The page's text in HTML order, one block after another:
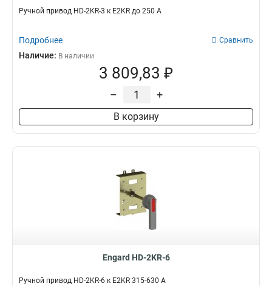
Ручной привод HD-2KR-3 к E2KR до 250 A
Подробнее Сравнить
Наличие: В наличии
3 809,83 ₽
– +
В корзину
Engard HD-2KR-6
Ручной привод HD-2KR-6 к E2KR 315-630 А